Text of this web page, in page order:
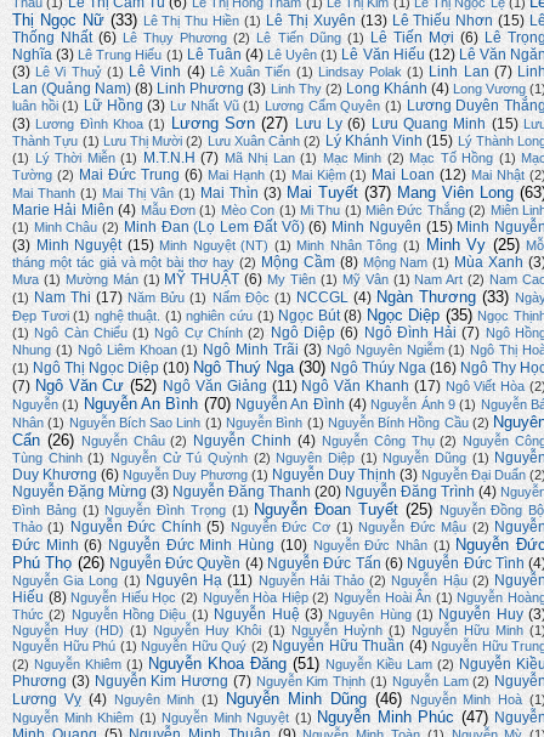
Thấu (1) Lê Thị Hồng Thắm (1) Lê Thị Kim (1) Lê Thị Ngọc Lệ (1)
Thị Ngọc Nữ (33) Lê Thị Thu Hiền (1) Lê Thị Xuyên (13) Lê Thiếu Nhơn (15)
Thống Nhất (6) Lê Thụy Phương (2) Lê Tiến Dũng (1) Lê Tiến Mợi (6) Lê
Nghĩa (3) Lê Trung Hiếu (1) Lê Tuân (4) Lê Uyên (1) Lê Văn Hiếu (12) Lê Văn
(3) Lê Vi Thuỷ (1) Lê Vinh (4) Lê Xuân Tiến (1) Lindsay Polak (1) Linh Lan (7)
Lan (Quảng Nam) (8) Linh Phương (3) Linh Thy (2) Long Khánh (4) Long Vương
luân hồi (1) Lữ Hồng (3) Lư Nhất Vũ (1) Lương Cẩm Quyên (1) Lương Duyên
(3) Lương Đình Khoa (1) Lương Sơn (27) Lưu Ly (6) Lưu Quang Minh (15)
Thành Tựu (1) Lưu Thị Mười (2) Lưu Xuân Cảnh (2) Lý Khánh Vinh (15) Lý Thành
(1)
Lý Thời Miễn (1) M.T.N.H (7) Mã Nhị Lan (1) Mạc Minh (2) Mạc Tố Hồng (1)
Tường (2) Mai Đức Trung (6) Mai Hạnh (1) Mai Kiệm (1) Mai Loan (12) Mai Nhật
Mai Thanh (1) Mai Thị Vân (1) Mai Thìn (3) Mai Tuyết (37) Mang Viên Long
Marie Hải Miên (4) Mẫu Đơn (1) Mèo Con (1) Mi Thu (1) Miên Đức Thắng (2) Miên
(1) Minh Châu (2) Minh Đan (Lọ Lem Đất Võ) (6) Minh Nguyên (15) Minh
(3) Minh Nguyệt (15) Minh Nguyệt (NT) (1) Minh Nhân Tông (1) Minh Vy (25)
tháng một tác giả và một bài thơ hay (2) Mộng Cầm (8) Mộng Nam (1) Mùa Xanh
Mưa (1) Mường Mán (1) MỸ THUẬT (6) My Tiên (1) Mỹ Vân (1) Nam Art (2) Nam
(1) Nam Thi (17) Năm Bửu (1) Nấm Độc (1) NCCGL (4) Ngàn Thương (33)
Đẹp Tươi (1) nghệ thuật. (1) nghiên cứu (1) Ngọc Bút (8) Ngọc Diệp (35) Ngọc
(1) Ngô Càn Chiểu (1) Ngô Cự Chính (2) Ngô Diệp (6) Ngô Đình Hải (7) Ngô
Nhung (1) Ngô Liêm Khoan (1) Ngô Minh Trãi (3) Ngô Nguyên Ngiễm (1) Ngô Thị
(1) Ngô Thị Ngọc Diệp (10) Ngô Thuý Nga (30) Ngô Thúy Nga (16) Ngô Thy
(7) Ngô Văn Cư (52) Ngô Văn Giảng (11) Ngô Văn Khanh (17) Ngô Viết Hòa
Nguyễn (1) Nguyễn An Bình (70) Nguyễn An Đình (4) Nguyễn Ánh 9 (1) Nguyễn
Nhân (1) Nguyễn Bích Sao Linh (1) Nguyễn Bình (1) Nguyễn Bính Hồng Cầu (2)
Cẩn (26) Nguyễn Châu (2) Nguyễn Chinh (4) Nguyễn Công Thụ (2) Nguyễn
Tùng Chinh (1) Nguyễn Cử Tú Quỳnh (2) Nguyên Diệp (1) Nguyễn Dũng (1)
Duy Khương (6) Nguyễn Duy Phương (1) Nguyễn Duy Thịnh (3) Nguyễn Đại Duẩn
Nguyễn Đặng Mừng (3) Nguyễn Đăng Thanh (20) Nguyễn Đăng Trình (4)
Đình Bảng (1) Nguyễn Đình Trọng (1) Nguyễn Đoan Tuyết (25)
Nguyễn Đồng
Thảo (1) Nguyễn Đức Chính (5) Nguyễn Đức Cơ (1) Nguyễn Đức Mậu (2)
Đức Minh (6) Nguyễn Đức Minh Hùng (10) Nguyễn Đức Nhân (1) Nguyễn
Phú Thọ (26) Nguyễn Đức Quyền (4) Nguyễn Đức Tấn (6) Nguyễn Đức Tình
Nguyễn Gia Long (1) Nguyên Hạ (11) Nguyễn Hải Thảo (2) Nguyễn Hậu (2)
Hiếu (8) Nguyễn Hiếu Học (2) Nguyễn Hòa Hiệp (2) Nguyễn Hoài Ân (1) Nguyễn
Thức (2) Nguyễn Hồng Diệu (1) Nguyễn Huệ (3) Nguyên Hùng (1) Nguyễn Huy
Nguyễn Huy (HD) (1) Nguyễn Huy Khôi (1) Nguyễn Huỳnh (1) Nguyễn Hữu Minh
Nguyễn Hữu Phú (1) Nguyễn Hữu Quý (2) Nguyễn Hữu Thuần (4) Nguyễn Hữu
(2) Nguyễn Khiêm (1) Nguyễn Khoa Đăng (51) Nguyễn Kiều Lam (2) Nguyễn
Phương (3) Nguyễn Kim Hương (7) Nguyễn Kim Thịnh (1) Nguyễn Lam (2)
Lương Vỵ (4) Nguyên Minh (1) Nguyễn Minh Dũng (46) Nguyễn Minh Hoà
Nguyễn Minh Khiêm (1) Nguyễn Minh Nguyệt (1) Nguyễn Minh Phúc (47)